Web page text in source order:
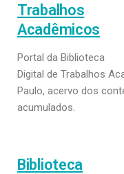
Trabalhos
Acadêmicos
Portal da Biblioteca
Digital de Trabalhos
Paulo, acervo dos
acumulados.
Biblioteca